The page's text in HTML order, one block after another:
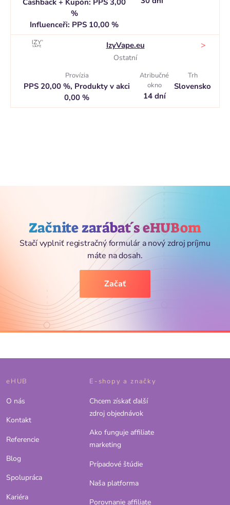
Cashback + Kupón: PPS 3,00
%
Influenceři: PPS 10,00 %
IzyVape.eu
Ostatní
>
Provízia
PPS 20,00 %, Produkty v akci
0,00 %
Atribučné
okno
14 dní
Trh
Slovensko
Začnite zarábať s eHUBom
Stačí vyplniť registračný formulár a nový zdroj príjmu
máte na dosah.
Začať
eHUB
O nás
Kontakt
Referencie
Blog
Spolupráca
Kariéra
E-shopy a značky
Chcem získať ďalší
zdroj objednávok
Ako funguje affiliate
marketing
Prípadové štúdie
Naša platforma
Porovnanie affiliate